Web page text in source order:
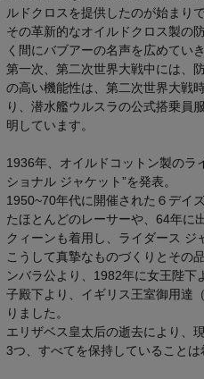
ルドクロスを提供したのが始まりで
その革新的なオイルドクロス製の
く間にバブアーの名声を広めていき
第一次、第二次世界大戦中には、
の高い機能性は、第二次世界大戦
り、潜水艦ウルスラの公式搭乗員
明しています。
1936年、オイルドコットン製のラ
ショナル ジャケット”を発表。
1950~70年代に開催された６デイ
たほとんどのレーサーや、64年に
クィーンも着用し、ライダース ジ
こうして真摯なものづくりとその
ンバラ公より、1982年に女王陛
子殿下より、イギリス王室御用達
りました。
エリザベス皇太后の逝去により、
3つ、すべてを保持していることは